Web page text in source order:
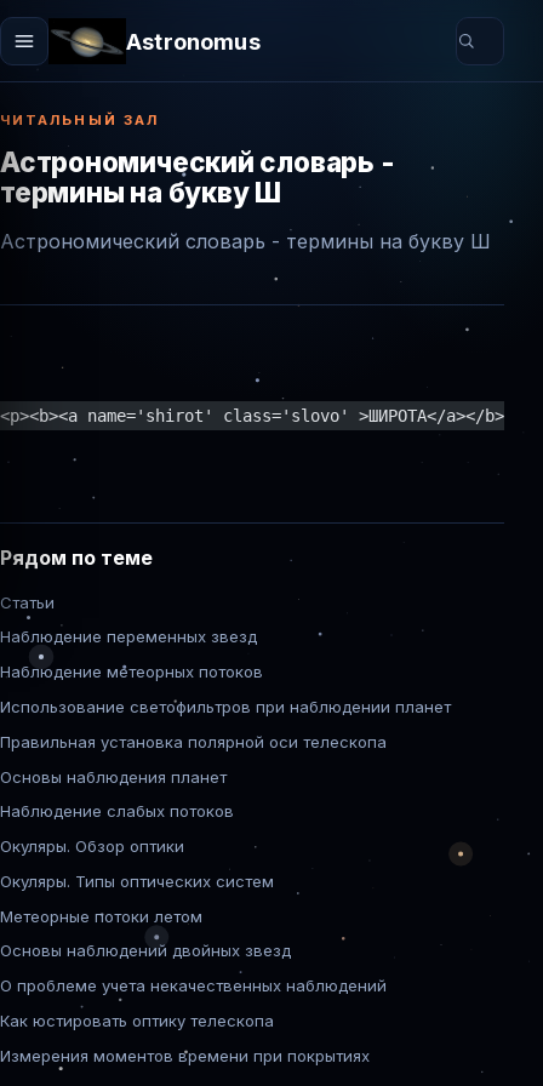
Astronomus
ЧИТАЛЬНЫЙ ЗАЛ
Астрономический словарь -
термины на букву Ш
Астрономический словарь - термины на букву Ш
<p><b><a name='shirot' class='slovo' >ШИРОТА</a></b> -
Рядом по теме
Статьи
Наблюдение переменных звезд
Наблюдение метеорных потоков
Использование светофильтров при наблюдении планет
Правильная установка полярной оси телескопа
Основы наблюдения планет
Наблюдение слабых потоков
Окуляры. Обзор оптики
Окуляры. Типы оптических систем
Метеорные потоки летом
Основы наблюдений двойных звезд
О проблеме учета некачественных наблюдений
Как юстировать оптику телескопа
Измерения моментов времени при покрытиях